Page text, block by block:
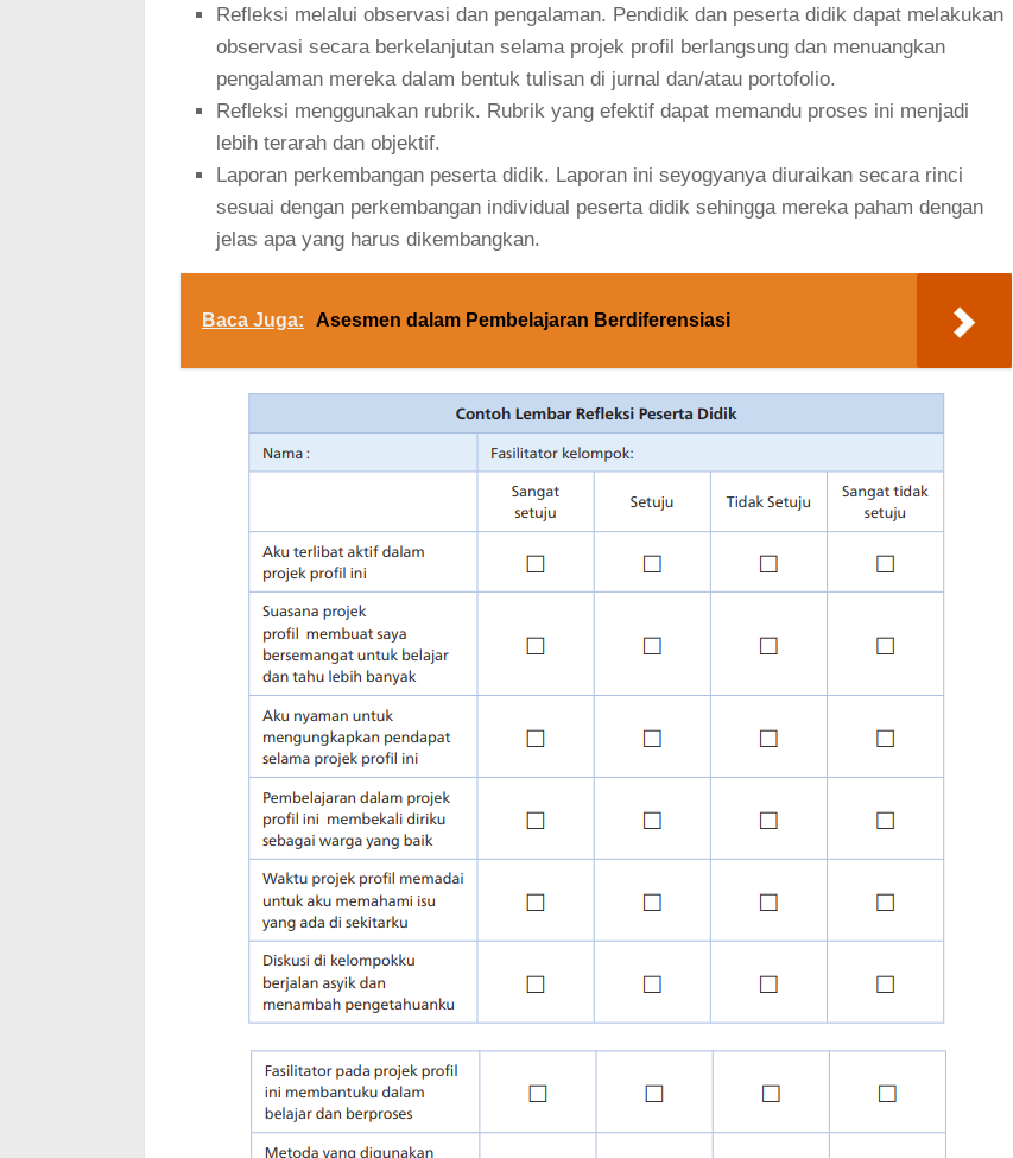
Refleksi melalui observasi dan pengalaman. Pendidik dan peserta didik dapat melakukan
observasi secara berkelanjutan selama projek profil berlangsung dan menuangkan
pengalaman mereka dalam bentuk tulisan di jurnal dan/atau portofolio.
Refleksi menggunakan rubrik. Rubrik yang efektif dapat memandu proses ini menjadi
lebih terarah dan objektif.
Laporan perkembangan peserta didik. Laporan ini seyogyanya diuraikan secara rinci
sesuai dengan perkembangan individual peserta didik sehingga mereka paham dengan
jelas apa yang harus dikembangkan.
Baca Juga: Asesmen dalam Pembelajaran Berdiferensiasi